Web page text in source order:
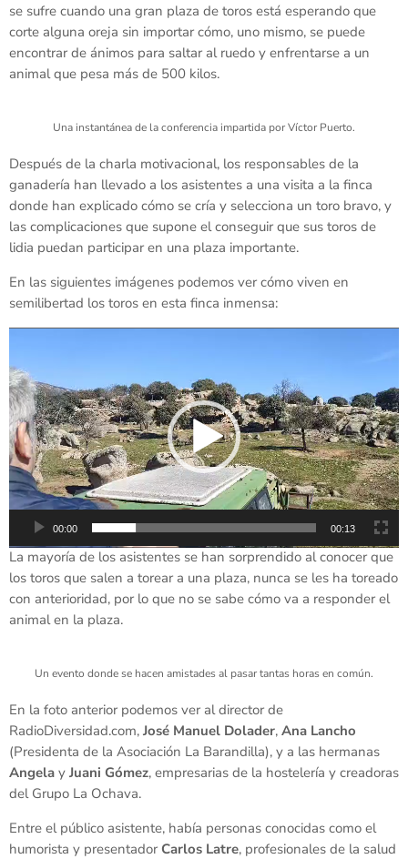
se sufre cuando una gran plaza de toros está esperando que
corte alguna oreja sin importar cómo, uno mismo, se puede
encontrar de ánimos para saltar al ruedo y enfrentarse a un
animal que pesa más de 500 kilos.
Una instantánea de la conferencia impartida por Víctor Puerto.
Después de la charla motivacional, los responsables de la
ganadería han llevado a los asistentes a una visita a la finca
donde han explicado cómo se cría y selecciona un toro bravo, y
las complicaciones que supone el conseguir que sus toros de
lidia puedan participar en una plaza importante.
En las siguientes imágenes podemos ver cómo viven en
semilibertad los toros en esta finca inmensa:
p
r
o
d
u
c
r
d
e
v
í
00:00 00:13
La mayoría de los asistentes se han sorprendido al conocer que
los toros que salen a torear a una plaza, nunca se les ha toreado
con anterioridad, por lo que no se sabe cómo va a responder el
animal en la plaza.
Un evento donde se hacen amistades al pasar tantas horas en común.
En la foto anterior podemos ver al director de
RadioDiversidad.com, José Manuel Dolader, Ana Lancho
(Presidenta de la Asociación La Barandilla), y a las hermanas
Angela y Juani Gómez, empresarias de la hostelería y creadoras
del Grupo La Ochava.
Entre el público asistente, había personas conocidas como el
humorista y presentador Carlos Latre, profesionales de la salud